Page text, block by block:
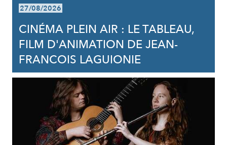
27/08/2026
CINÉMA PLEIN AIR : LE TABLEAU,
FILM D'ANIMATION DE JEAN-
FRANCOIS LAGUIONIE